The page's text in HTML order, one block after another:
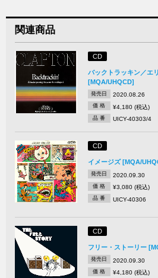
関連商品
CD
バックトラッキン／エ
[MQA/UHQCD]
発売日 2020.08.26
価 格 ¥4,180 (税込)
品 番 UICY-40303/4
CD
イメージズ [MQA/
発売日 2020.09.30
価 格 ¥3,080 (税込)
品 番 UICY-40306
CD
フリー・ストーリー
発売日 2020.09.30
価 格 ¥4,180 (税込)